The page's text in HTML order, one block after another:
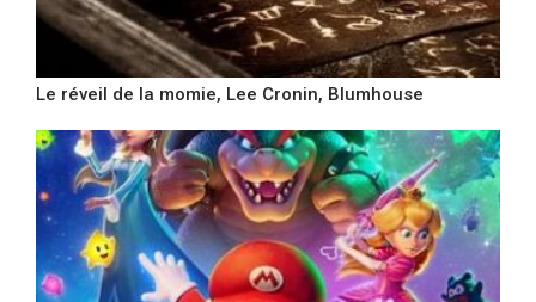
Le réveil de la momie, Lee Cronin, Blumhouse